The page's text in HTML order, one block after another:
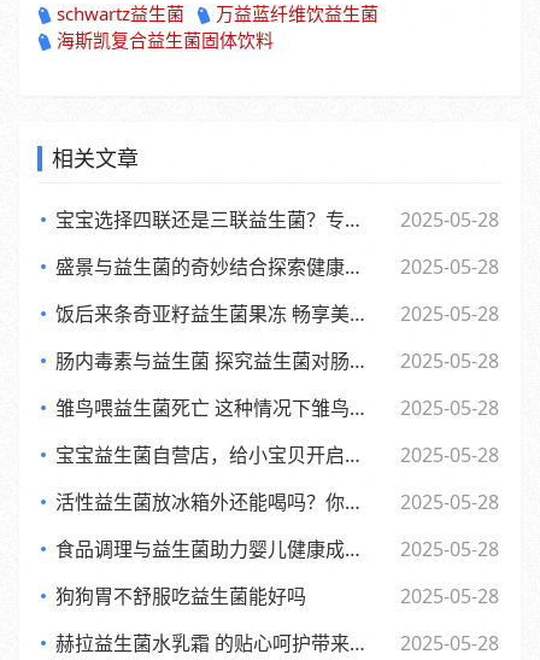
schwartz益生菌
万益蓝纤维饮益生菌
海斯凯复合益生菌固体饮料
相关文章
宝宝选择四联还是三联益生菌？专家观点大，妈妈们必看
2025-05-28
盛景与益生菌的奇妙结合探索健康新生活方式
2025-05-28
饭后来条奇亚籽益生菌果冻 畅享美味与健康的小确幸
2025-05-28
肠内毒素与益生菌 探究益生菌对肠内毒素的作用及功效
2025-05-28
雏鸟喂益生菌死亡 这种情况下雏鸟还能否食用
2025-05-28
宝宝益生菌自营店，给小宝贝开启肠道新世界，舒适快乐每一天
2025-05-28
活性益生菌放冰箱外还能喝吗？你可能不知道的
2025-05-28
食品调理与益生菌助力婴儿健康成长的全新探索
2025-05-28
狗狗胃不舒服吃益生菌能好吗
2025-05-28
赫拉益生菌水乳霜 的贴心呵护带来焕新美肌体验
2025-05-28